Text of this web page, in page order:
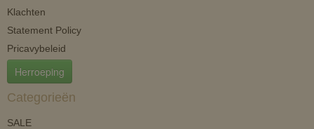
Klachten
Statement Policy
Pricavybeleid
Herroeping
Categorieën
SALE